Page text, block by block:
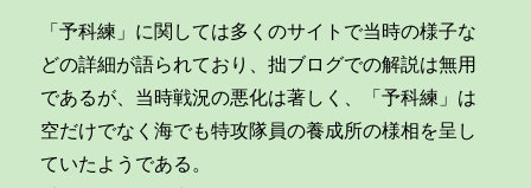
「予科練」に関しては多くのサイトで当時の様子な
どの詳細が語られており、拙ブログでの解説は無用
であるが、当時戦況の悪化は著しく、「予科練」は
空だけでなく海でも特攻隊員の養成所の様相を呈し
ていたようである。